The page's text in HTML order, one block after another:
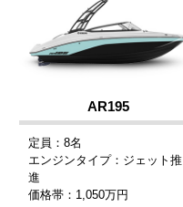
AR195
定員：8名
エンジンタイプ：ジェット推
進
価格帯：1,050万円